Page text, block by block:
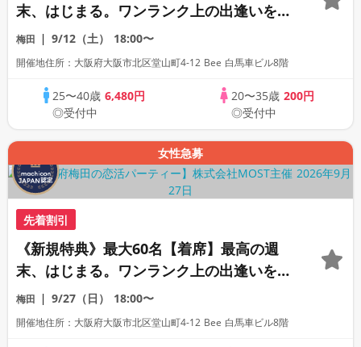
末、はじまる。ワンランク上の出逢いをあ
なたへ。
梅田 9/12（土） 18:00〜
開催地住所：大阪府大阪市北区堂山町4-12 Bee 白馬車ビル8階
25〜40歳6,480円
◎受付中
20〜35歳 200円
◎受付中
女性急募
先着割引
《新規特典》最大60名【着席】最高の週
末、はじまる。ワンランク上の出逢いをあ
なたへ。
梅田 9/27（日） 18:00〜
開催地住所：大阪府大阪市北区堂山町4-12 Bee 白馬車ビル8階